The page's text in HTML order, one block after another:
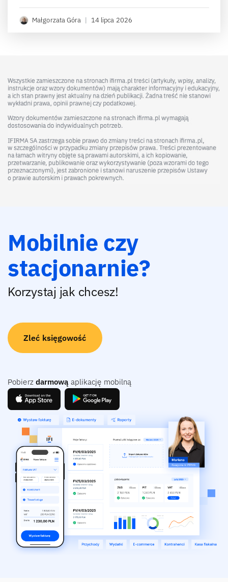
Małgorzata Góra | 14 lipca 2026
Mobilnie czy
stacjonarnie?
Korzystaj jak chcesz!
Zleć księgowość
Pobierz darmową aplikację mobilną